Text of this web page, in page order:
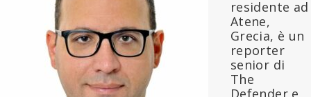
residente ad
Atene,
Grecia, è un
reporter
senior di
The
Defender e